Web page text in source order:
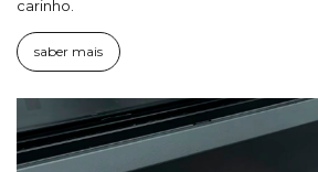
carinho.
saber mais